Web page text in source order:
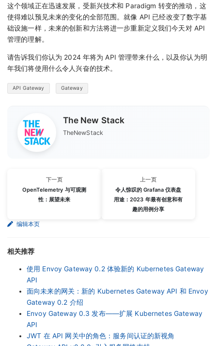
这个领域正在迅速发展，受新兴技术和 Paradigm 转变的推动，这
使得难以预见未来的变化的全部范围。就像 API 已经改变了数字基
础设施一样，未来的创新和方法将进一步重新定义我们今天对 API
管理的理解。
请告诉我们你认为 2024 年将为 API 管理带来什么，以及你认为明
年我们将使用什么令人兴奋的技术。
API Gateway Gateway
The New Stack
TheNewStack
下一页
OpenTelemetry 与可观测
性：展望未来
上一页
令人惊叹的 Grafana 仪表盘
用途：2023 年最有创意和有
趣的用例分享
编辑本页
相关推荐
使用 Envoy Gateway 0.2 体验新的 Kubernetes Gateway
API
面向未来的网关：新的 Kubernetes Gateway API 和 Envoy
Gateway 0.2 介绍
Envoy Gateway 0.3 发布——扩展 Kubernetes Gateway
API
JWT 在 API 网关中的角色：服务间认证的新视角